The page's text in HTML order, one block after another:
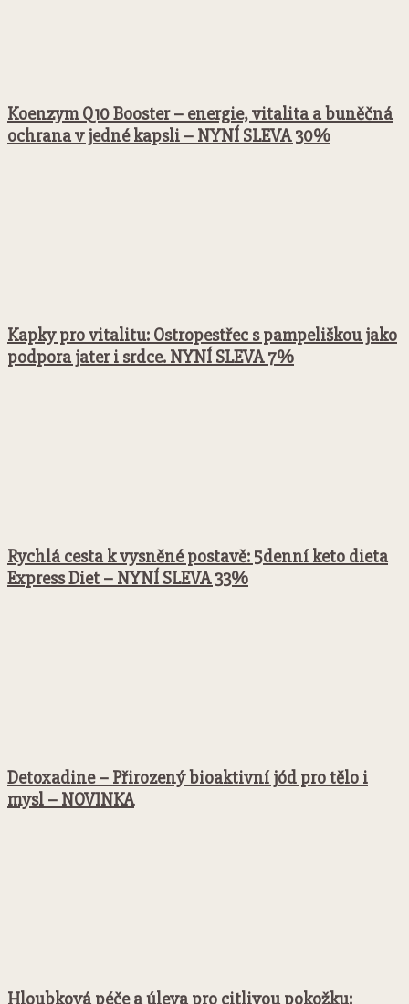
Koenzym Q10 Booster – energie, vitalita a buněčná
ochrana v jedné kapsli – NYNÍ SLEVA 30%
Kapky pro vitalitu: Ostropestřec s pampeliškou jako
podpora jater i srdce. NYNÍ SLEVA 7%
Rychlá cesta k vysněné postavě: 5denní keto dieta
Express Diet – NYNÍ SLEVA 33%
Detoxadine – Přirozený bioaktivní jód pro tělo i
mysl – NOVINKA
Hloubková péče a úleva pro citlivou pokožku: